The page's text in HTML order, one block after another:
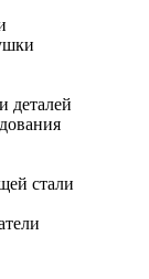
деталей
стали